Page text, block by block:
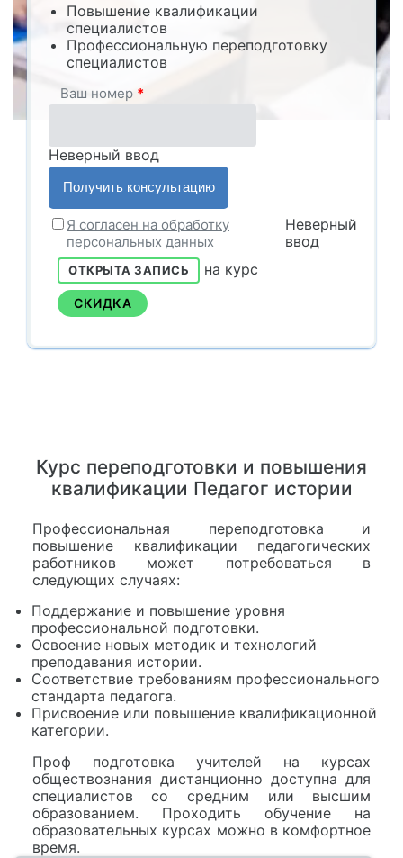
Повышение квалификации
специалистов
Профессиональную переподготовку
специалистов
Ваш номер *
Неверный ввод
Я согласен на обработку
персональных данных
Неверный
ввод
ОТКРЫТА ЗАПИСЬ на курс
СКИДКА
Курс переподготовки и повышения
квалификации Педагог истории
Профессиональная переподготовка и
повышение квалификации педагогических
работников может потребоваться в
следующих случаях:
Поддержание и повышение уровня
профессиональной подготовки.
Освоение новых методик и технологий
преподавания истории.
Соответствие требованиям профессионального
стандарта педагога.
Присвоение или повышение квалификационной
категории.
Проф подготовка учителей на курсах
обществознания дистанционно доступна для
специалистов со средним или высшим
образованием. Проходить обучение на
образовательных курсах можно в комфортное
время.